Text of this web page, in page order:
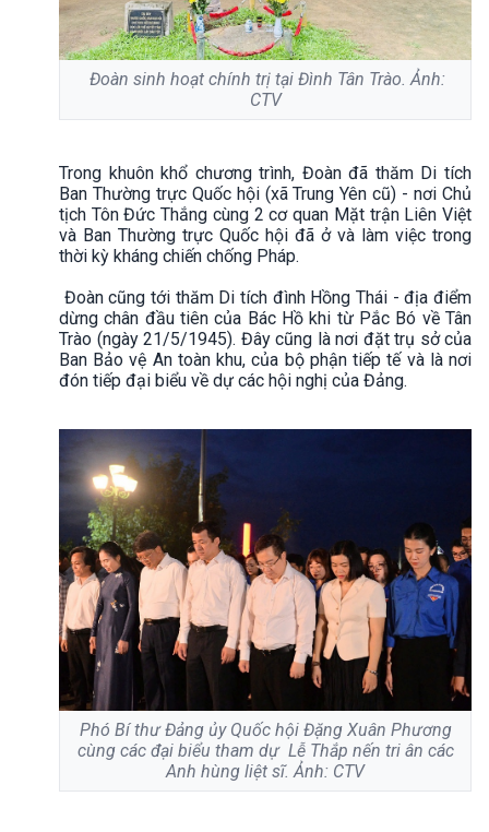
Đoàn sinh hoạt chính trị tại Đình Tân Trào. Ảnh:
CTV
Trong khuôn khổ chương trình, Đoàn đã thăm Di tích
Ban Thường trực Quốc hội (xã Trung Yên cũ) - nơi Chủ
tịch Tôn Đức Thắng cùng 2 cơ quan Mặt trận Liên Việt
và Ban Thường trực Quốc hội đã ở và làm việc trong
thời kỳ kháng chiến chống Pháp.
Đoàn cũng tới thăm Di tích đình Hồng Thái - địa điểm
dừng chân đầu tiên của Bác Hồ khi từ Pắc Bó về Tân
Trào (ngày 21/5/1945). Đây cũng là nơi đặt trụ sở của
Ban Bảo vệ An toàn khu, của bộ phận tiếp tế và là nơi
đón tiếp đại biểu về dự các hội nghị của Đảng.
Phó Bí thư Đảng ủy Quốc hội Đặng Xuân Phương
cùng các đại biểu tham dự Lễ Thắp nến tri ân các
Anh hùng liệt sĩ. Ảnh: CTV